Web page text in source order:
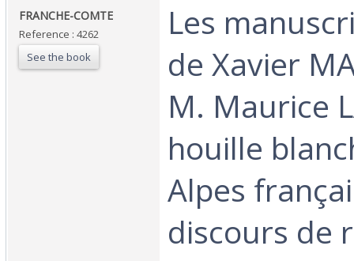
‎FRANCHE-COMTE‎
Reference : 4262
See the book
‎Les
de Xavier
M. Maurice
houille
Alpes
discours de